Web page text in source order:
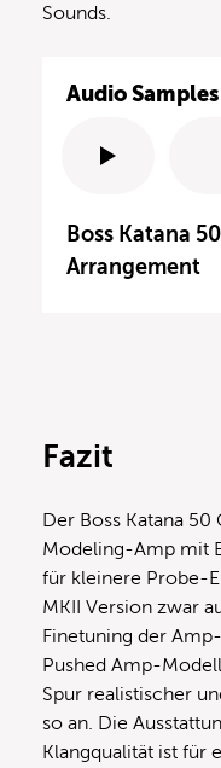
Sounds.
Audio Samples
Boss Katana
Arrangement
Fazit
Der Boss Katana
Modeling-Amp mit
für kleinere Probe-
MKII Version zwar
Finetuning der
Pushed Amp-
Spur realistischer
so an. Die
Klangqualität ist für